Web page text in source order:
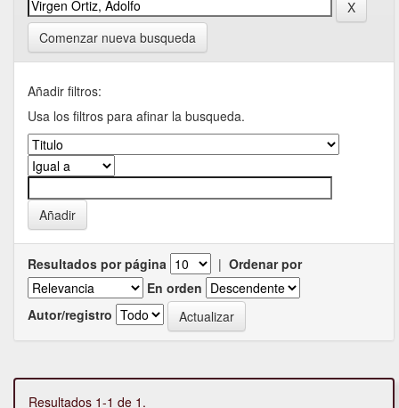
Comenzar nueva busqueda
Añadir filtros:
Usa los filtros para afinar la busqueda.
Resultados por página | Ordenar por
En orden
Autor/registro
Resultados 1-1 de 1.